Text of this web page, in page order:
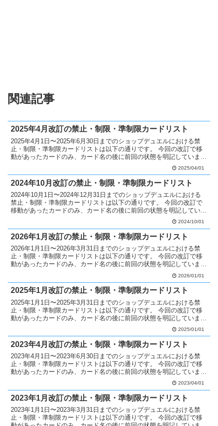
関連記事
2025年4月改訂の禁止・制限・準制限カードリスト
2025年4月1日〜2025年6月30日までのショップデュエルにおける禁
止・制限・準制限カードリストは以下の通りです。 今回の改訂で移
動があったカードのみ、カード名の後に前回の状態を明記していま
2025/04/01
2024年10月改訂の禁止・制限・準制限カードリスト
2024年10月1日〜2024年12月31日までのショップデュエルにおける
禁止・制限・準制限カードリストは以下の通りです。 今回の改訂で
移動があったカードのみ、カード名の後に前回の状態を明記していま
2024/10/01
2026年1月改訂の禁止・制限・準制限カードリスト
2026年1月1日〜2026年3月31日までのショップデュエルにおける禁
止・制限・準制限カードリストは以下の通りです。 今回の改訂で移
動があったカードのみ、カード名の後に前回の状態を明記していま
2026/01/01
2025年1月改訂の禁止・制限・準制限カードリスト
2025年1月1日〜2025年3月31日までのショップデュエルにおける禁
止・制限・準制限カードリストは以下の通りです。 今回の改訂で移
動があったカードのみ、カード名の後に前回の状態を明記していま
2025/01/01
2023年4月改訂の禁止・制限・準制限カードリスト
2023年4月1日〜2023年6月30日までのショップデュエルにおける禁
止・制限・準制限カードリストは以下の通りです。 今回の改訂で移
動があったカードのみ、カード名の後に前回の状態を明記していま
2023/04/01
2023年1月改訂の禁止・制限・準制限カードリスト
2023年1月1日〜2023年3月31日までのショップデュエルにおける禁
止・制限・準制限カードリストは以下の通りです。 今回の改訂で移